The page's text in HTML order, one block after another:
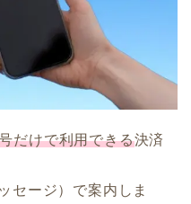
だけで利用できる決済
セージ）で案内しま